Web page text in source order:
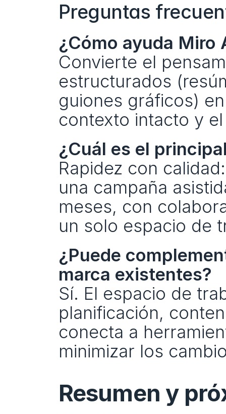
Preguntas
¿Cómo ayuda Miro
Convierte el
estructurados
guiones gráficos)
contexto intacto y
¿Cuál es el
Rapidez con
una campaña
meses, con
un solo espacio de
¿Puede
marca existentes?
Sí. El espacio de
planificación,
conecta a
minimizar los
Resumen y